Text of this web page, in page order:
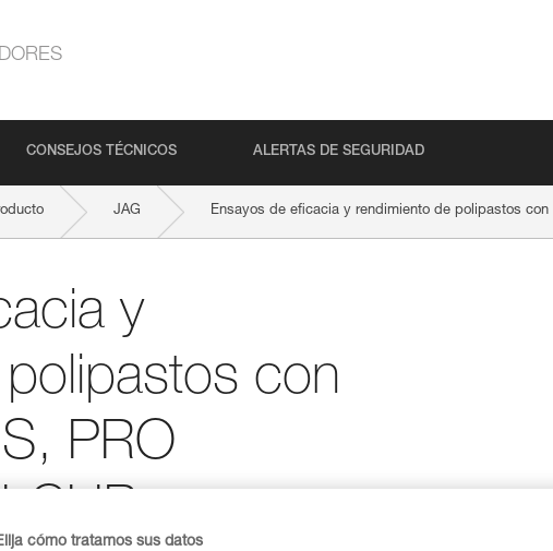
CONSEJOS TÉCNICOS ALERTAS DE SEGURIDAD
JAG Ensayos de eficacia y rendimiento de polipastos con
y
con
PRO
cómo tratamos sus datos